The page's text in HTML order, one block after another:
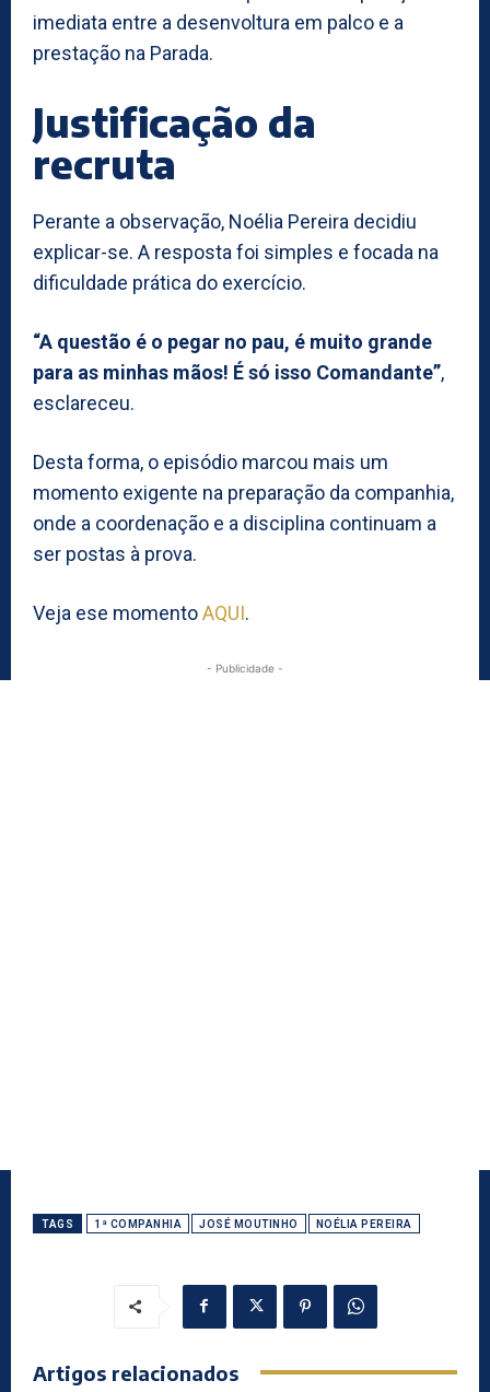
imediata entre a desenvoltura em palco e a
prestação na Parada.
Justificação da
recruta
Perante a observação, Noélia Pereira decidiu
explicar-se. A resposta foi simples e focada na
dificuldade prática do exercício.
“A questão é o pegar no pau, é muito grande
para as minhas mãos! É só isso Comandante”,
esclareceu.
Desta forma, o episódio marcou mais um
momento exigente na preparação da companhia,
onde a coordenação e a disciplina continuam a
ser postas à prova.
Veja ese momentoAQUI.
- Publicidade -
TAGS 1ª COMPANHIA JOSÉ MOUTINHO NOÉLIA PEREIRA
Artigos relacionados